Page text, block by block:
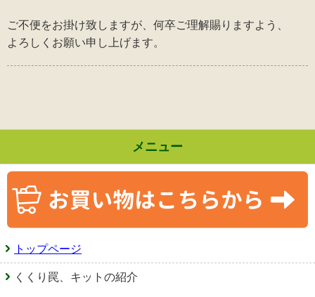
ご不便をお掛け致しますが、何卒ご理解賜りますよう、
よろしくお願い申し上げます。
メニュー
トップページ
くくり罠、キットの紹介